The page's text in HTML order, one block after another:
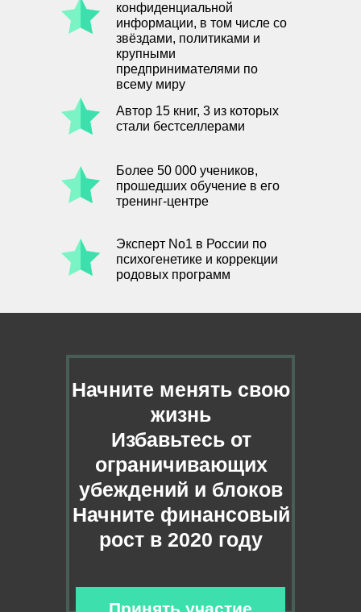
конфиденциальной
информации, в том числе со
звёздами, политиками и
крупными
предпринимателями по
всему миру
Автор 15 книг, 3 из которых
стали бестселлерами
Более 50 000 учеников,
прошедших обучение в его
тренинг-центре
Эксперт No1 в России по
психогенетике и коррекции
родовых программ
Начните менять свою
жизнь
Избавьтесь от
ограничивающих
убеждений и блоков
Начните финансовый
рост в 2020 году